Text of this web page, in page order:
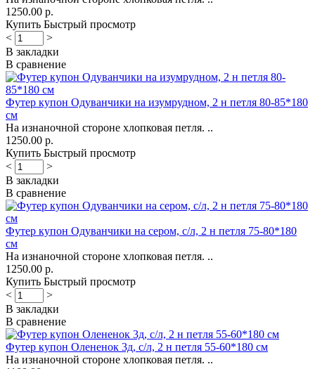
1250.00 р.
Купить Быстрый просмотр
<
>
В закладки
В сравнение
Футер купон Одуванчики на изумрудном, 2 н петля 80-85*180
см
На изнаночной стороне хлопковая петля. ..
1250.00 р.
Купить Быстрый просмотр
<
>
В закладки
В сравнение
Футер купон Одуванчики на сером, с/л, 2 н петля 75-80*180
см
На изнаночной стороне хлопковая петля. ..
1250.00 р.
Купить Быстрый просмотр
<
>
В закладки
В сравнение
Футер купон Олененок 3д, с/л, 2 н петля 55-60*180 см
На изнаночной стороне хлопковая петля. ..